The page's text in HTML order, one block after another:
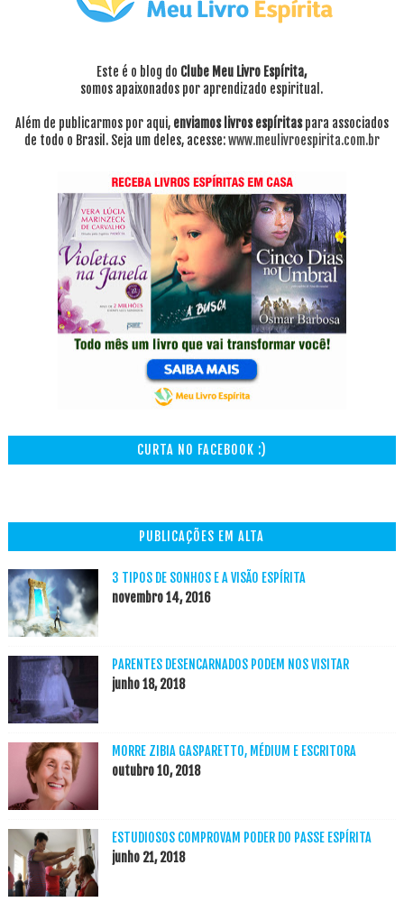
Este é o blog do Clube Meu Livro Espírita,
somos apaixonados por aprendizado espiritual.
Além de publicarmos por aqui, enviamos livros espíritaspara associados
de todo o Brasil. Seja um deles, acesse:www.meulivroespirita.com.br
CURTA NO FACEBOOK :)
PUBLICAÇÕES EM ALTA
3 TIPOS DE SONHOS E A VISÃO ESPÍRITA
novembro 14, 2016
PARENTES DESENCARNADOS PODEM NOS VISITAR
junho 18, 2018
MORRE ZIBIA GASPARETTO, MÉDIUM E ESCRITORA
outubro 10, 2018
ESTUDIOSOS COMPROVAM PODER DO PASSE ESPÍRITA
junho 21, 2018